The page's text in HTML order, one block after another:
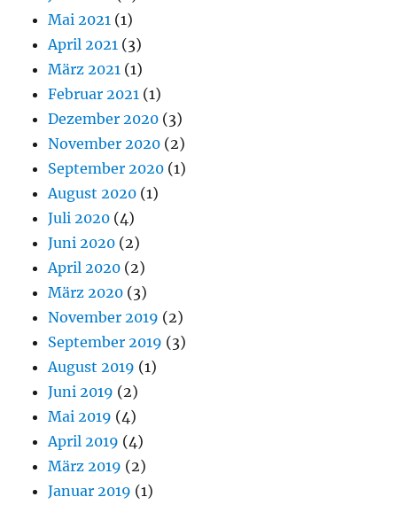
Mai 2021 (1)
April 2021 (3)
März 2021 (1)
Februar 2021 (1)
Dezember 2020 (3)
November 2020 (2)
September 2020 (1)
August 2020 (1)
Juli 2020 (4)
Juni 2020 (2)
April 2020 (2)
März 2020 (3)
November 2019 (2)
September 2019 (3)
August 2019 (1)
Juni 2019 (2)
Mai 2019 (4)
April 2019 (4)
März 2019 (2)
Januar 2019 (1)